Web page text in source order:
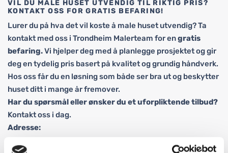
VIL DU MALE HUSET UTVENDIG TIL RIKTIG PRIS?
KONTAKT OSS FOR GRATIS BEFARING!
Lurer du på hva det vil koste å male huset utvendig? Ta
kontakt med oss i Trondheim Malerteam for engratis
befaring.Vi hjelper deg med å planlegge prosjektet og gir
deg en tydelig pris basert på kvalitet og grundig håndverk.
Hos oss får du en løsning som både ser bra ut og beskytter
huset ditt i mange år fremover.
Har du spørsmål eller ønsker du et uforpliktende tilbud?
Kontakt oss i dag.
Adresse: